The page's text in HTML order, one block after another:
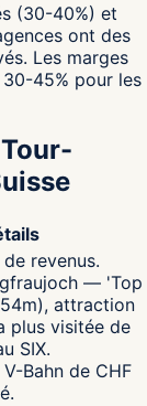
(30-40%) et
ont des
Les marges
45% pour les
revenus.
— 'Top
attraction
plus visitée de
SIX.
Bahn de CHF